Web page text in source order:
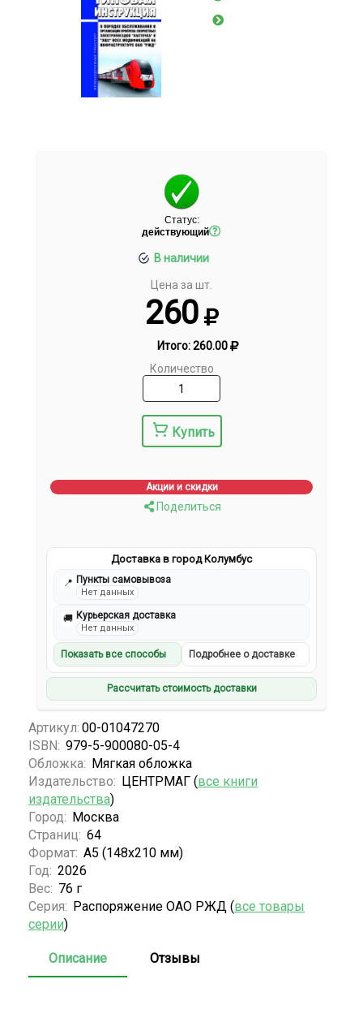
Статус:
действующий
В наличии
Цена за шт.
260
Итого:260.00
Количество
Купить
Акции и скидки
Поделиться
Доставка в город Колумбус
📍 Пункты самовывоза
Нет данных
🚚 Курьерская доставка
Нет данных
Показать все способы Подробнее о доставке
Рассчитать стоимость доставки
Артикул: 00-01047270
ISBN: 979-5-900080-05-4
Обложка: Мягкая обложка
Издательство: ЦЕНТРМАГ (все книги
издательства)
Город: Москва
Страниц: 64
Формат: А5 (148x210 мм)
Год: 2026
Вес: 76 г
Серия: Распоряжение ОАО РЖД (все товары
серии)
Описание Отзывы